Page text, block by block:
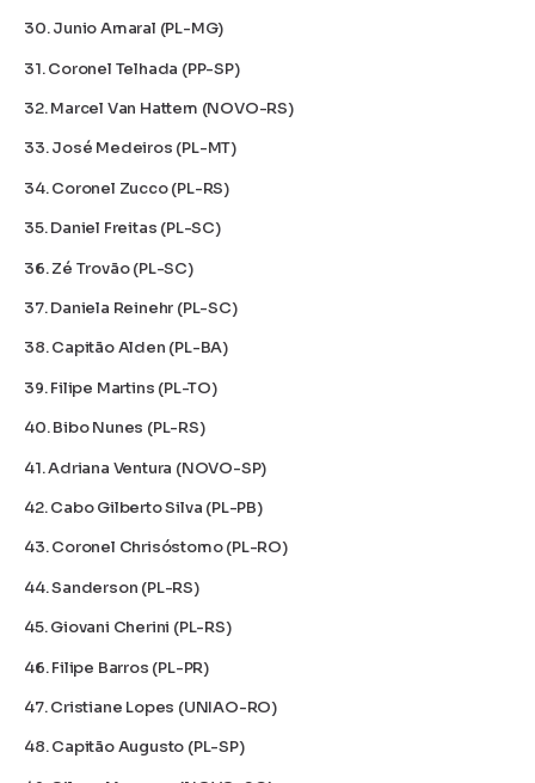
30. Junio Amaral (PL-MG)
31. Coronel Telhada (PP-SP)
32. Marcel Van Hattem (NOVO-RS)
33. José Medeiros (PL-MT)
34. Coronel Zucco (PL-RS)
35. Daniel Freitas (PL-SC)
36. Zé Trovão (PL-SC)
37. Daniela Reinehr (PL-SC)
38. Capitão Alden (PL-BA)
39. Filipe Martins (PL-TO)
40. Bibo Nunes (PL-RS)
41. Adriana Ventura (NOVO-SP)
42. Cabo Gilberto Silva (PL-PB)
43. Coronel Chrisóstomo (PL-RO)
44. Sanderson (PL-RS)
45. Giovani Cherini (PL-RS)
46. Filipe Barros (PL-PR)
47. Cristiane Lopes (UNIAO-RO)
48. Capitão Augusto (PL-SP)